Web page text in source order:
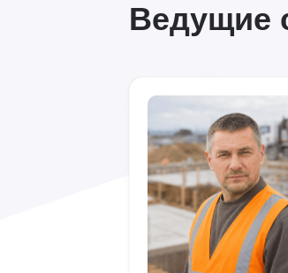
Ведущие